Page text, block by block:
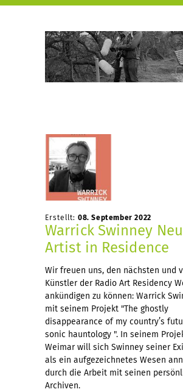
Erstellt: 08. September 2022
Warrick Swinney
Artist in Residence
Wir freuen uns, den nächsten und
Künstler der Radio Art Residency
ankündigen zu können: Warrick
mit seinem Projekt "The ghostly
disappearance of my country’s
sonic hauntology ". In seinem
Weimar will sich Swinney seiner
als ein aufgezeichnetes Wesen
durch die Arbeit mit seinen
Archiven.